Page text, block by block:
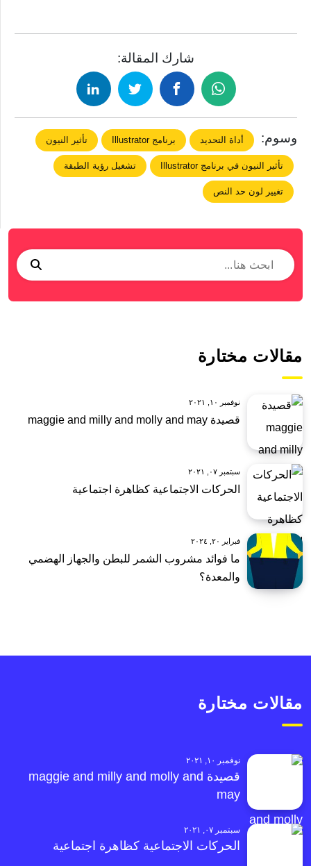
شارك المقالة:
وسوم: أداة التحديد برنامج Illustrator تأثير النيون
تأثير النيون في برنامج Illustrator تشغيل رؤية الطبقة
تغيير لون حد النص
مقالات مختارة
نوفمبر ١٠, ٢٠٢١
قصيدة maggie and milly and molly and may
سبتمبر ٠٧, ٢٠٢١
الحركات الاجتماعية كظاهرة اجتماعية
فبراير ٢٠, ٢٠٢٤
ما فوائد مشروب الشمر للبطن والجهاز الهضمي
والمعدة؟
مقالات مختارة
نوفمبر ١٠, ٢٠٢١
قصيدة maggie and milly and molly and
may
سبتمبر ٠٧, ٢٠٢١
الحركات الاجتماعية كظاهرة اجتماعية